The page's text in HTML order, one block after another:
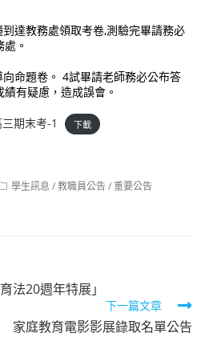
達教務處領取考卷,測驗完畢請務必
。
命題卷。 4試畢請老師務必公布答
有疑慮，造成誤會。
期末考-1 下載
學生訊息 /教職員公告/重要公告
法20週年特展」
下一篇文章
家庭教育電影影展錄取名單公告